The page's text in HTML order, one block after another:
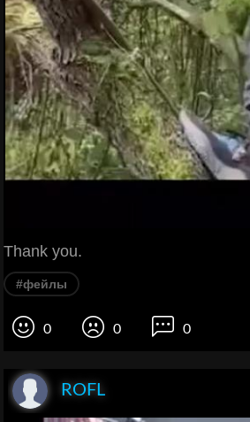
Thank you.
#фейлы
0 0 0
ROFL